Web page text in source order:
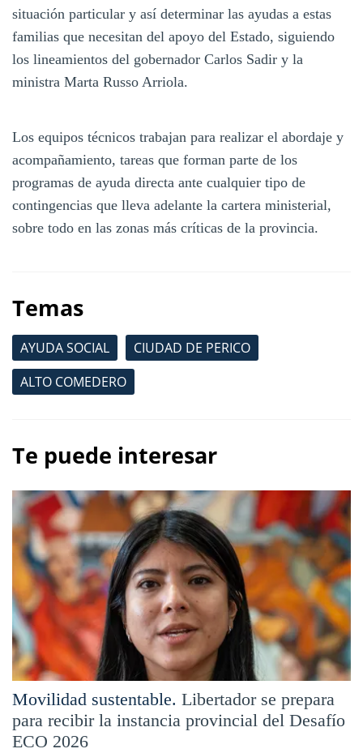
situación particular y así determinar las ayudas a estas
familias que necesitan del apoyo del Estado, siguiendo
los lineamientos del gobernador Carlos Sadir y la
ministra Marta Russo Arriola.
Los equipos técnicos trabajan para realizar el abordaje y
acompañamiento, tareas que forman parte de los
programas de ayuda directa ante cualquier tipo de
contingencias que lleva adelante la cartera ministerial,
sobre todo en las zonas más críticas de la provincia.
Temas
AYUDA SOCIAL
CIUDAD DE PERICO
ALTO COMEDERO
Te puede interesar
Movilidad sustentable. Libertador se prepara
para recibir la instancia provincial del Desafío
ECO 2026